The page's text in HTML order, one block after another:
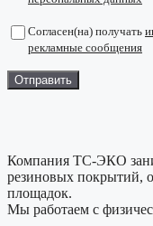
Согласен(на) получать
рекламные сообщения
Компания ТС-ЭКО
резиновых покрытий,
площадок.
Мы работаем с